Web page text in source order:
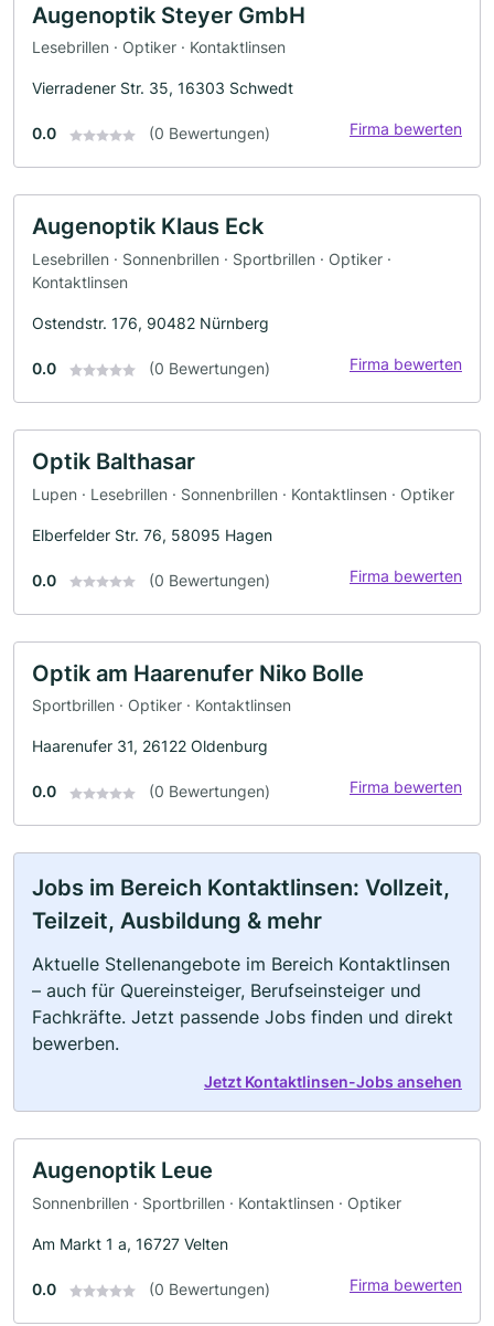
Augenoptik Steyer GmbH
Lesebrillen · Optiker · Kontaktlinsen
Vierradener Str. 35, 16303 Schwedt
0.0 (0 Bewertungen) Firma bewerten
Augenoptik Klaus Eck
Lesebrillen · Sonnenbrillen · Sportbrillen · Optiker ·
Kontaktlinsen
Ostendstr. 176, 90482 Nürnberg
0.0 (0 Bewertungen) Firma bewerten
Optik Balthasar
Lupen · Lesebrillen · Sonnenbrillen · Kontaktlinsen · Optiker
Elberfelder Str. 76, 58095 Hagen
0.0 (0 Bewertungen) Firma bewerten
Optik am Haarenufer Niko Bolle
Sportbrillen · Optiker · Kontaktlinsen
Haarenufer 31, 26122 Oldenburg
0.0 (0 Bewertungen) Firma bewerten
Jobs im Bereich Kontaktlinsen: Vollzeit,
Teilzeit, Ausbildung & mehr
Aktuelle Stellenangebote im Bereich Kontaktlinsen
– auch für Quereinsteiger, Berufseinsteiger und
Fachkräfte. Jetzt passende Jobs finden und direkt
bewerben.
Jetzt Kontaktlinsen-Jobs ansehen
Augenoptik Leue
Sonnenbrillen · Sportbrillen · Kontaktlinsen · Optiker
Am Markt 1 a, 16727 Velten
0.0 (0 Bewertungen) Firma bewerten